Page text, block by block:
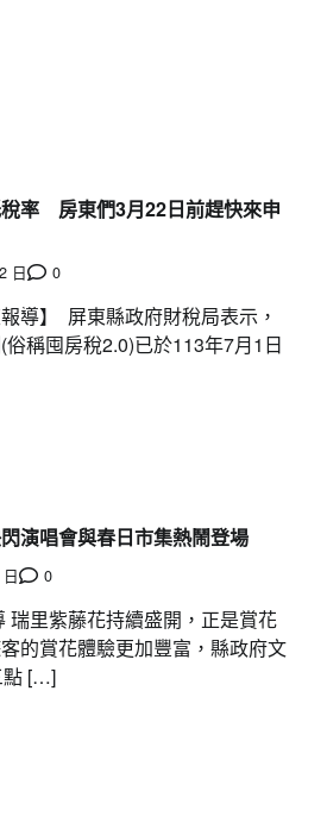
率 房東們3月22日前趕快來申
日 0
導】 屏東縣政府財稅局表示，
稱囤房稅2.0)已於113年7月1日
演唱會與春日市集熱鬧登場
0
瑞里紫藤花持續盛開，正是賞花
的賞花體驗更加豐富，縣政府文
點 […]